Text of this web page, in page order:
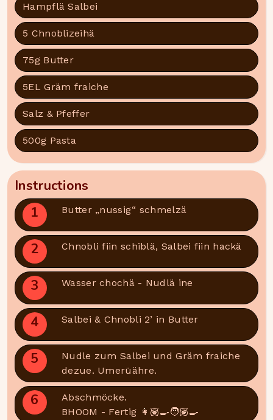
Hampflä Salbei
5 Chnoblizeihä
75g Butter
5EL Gräm fraiche
Salz & Pfeffer
500g Pasta
Instructions
1
Butter „nussig“ schmelzä
2 Chnobli fiin schiblä, Salbei fiin hackä
3 Wasser chochä - Nudlä ine
4 Salbei & Chnobli 2’ in Butter
5
Nudle zum Salbei und Gräm fraiche
dezue. Umerüähre.
6
Abschmöcke.
BHOOM - Fertig 👩🏽‍🍳🧑🏽‍🍳